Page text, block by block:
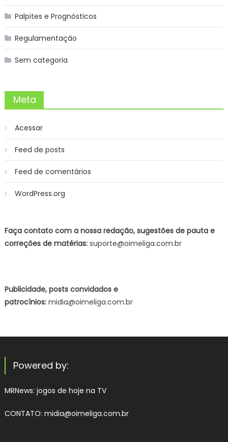
Palpites e Prognósticos
Regulamentação
Sem categoria
Meta
Acessar
Feed de posts
Feed de comentários
WordPress.org
Faça contato com a nossa redação, sugestões de pauta e
correções de matérias:suporte@oimeliga.com.br
Publicidade, posts convidados e
patrocínios:midia@oimeliga.com.br
Powered by:
MRNews: jogos de hoje na TV
CONTATO: midia@oimeliga.com.br